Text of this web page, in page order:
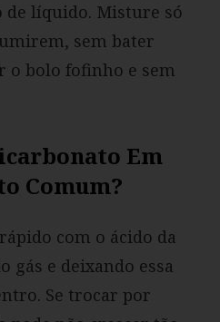
de líquido. Misture só
sem bater
o bolo fofinho e sem
Em
Comum?
com o ácido da
gás e deixando essa
Se trocar por